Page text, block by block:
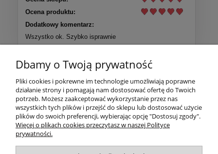
Ocena produktu:
Dodatkowy komentarz:
Wszystko ok. Szybko isprawnie
Więcej opinii
Pomoc
Moje konto
Dbamy o Twoją prywatność
Pliki cookies i pokrewne im technologie umożliwiają poprawne
działanie strony i pomagają nam dostosować ofertę do Twoich
potrzeb. Możesz zaakceptować wykorzystanie przez nas
wszystkich tych plików i przejść do sklepu lub dostosować użycie
plików do swoich preferencji, wybierając opcję "Dostosuj zgody".
Więcej o plikach cookies przeczytasz w naszej Polityce
prywatności.